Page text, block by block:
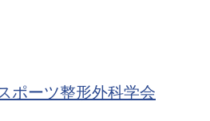
ポーツ整形外科学会